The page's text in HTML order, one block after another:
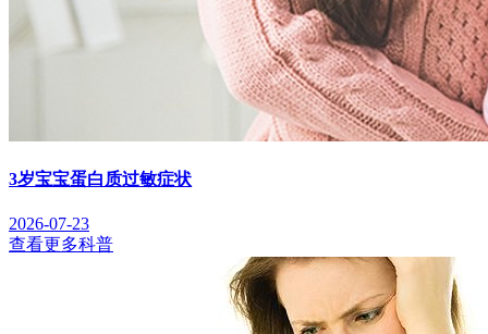
3岁宝宝蛋白质过敏症状
2026-07-23
查看更多科普